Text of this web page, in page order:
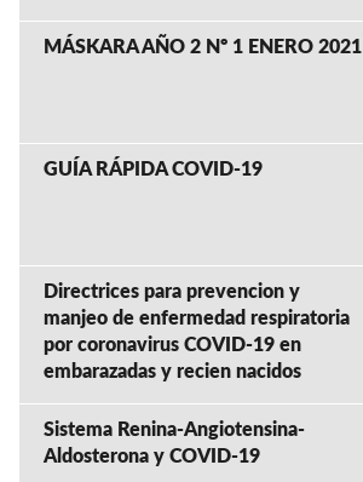
MÁSKARA AÑO 2 Nº 1 ENERO 2021
GUÍA RÁPIDA COVID-19
Directrices para prevencion y
manjeo de enfermedad respiratoria
por coronavirus COVID-19 en
embarazadas y recien nacidos
Sistema Renina-Angiotensina-
Aldosterona y COVID-19